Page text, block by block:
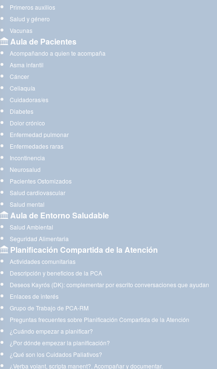
Primeros auxilios
Salud y género
Vacunas
Aula de Pacientes
Acompañando a quien te acompaña
Asma infantil
Cáncer
Celiaquía
Cuidadoras/es
Diabetes
Dolor crónico
Enfermedad pulmonar
Enfermedades raras
Incontinencia
Neurosalud
Pacientes Ostomizados
Salud cardiovascular
Salud mental
Aula de Entorno Saludable
Salud Ambiental
Seguridad Alimentaria
Planificación Compartida de la Atención
Actividades comunitarias
Descripción y beneficios de la PCA
Deseos Kayrós (DK): complementar por escrito conversaciones que ayudan
Enlaces de interés
Grupo de Trabajo de PCA-RM
Preguntas frecuentes sobre Planificación Compartida de la Atención
¿Cuándo empezar a planificar?
¿Por dónde empezar la planificación?
¿Qué son los Cuidados Paliativos?
¿Verba volant, scripta manent?. Acompañar y documentar.